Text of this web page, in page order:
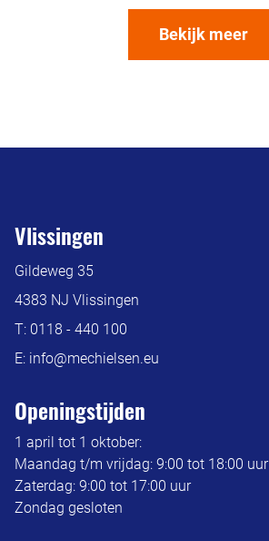
Bekijk meer
Vlissingen
Gildeweg 35
4383 NJ Vlissingen
T: 0118 - 440 100
E: info@mechielsen.eu
Openingstijden
1 april tot 1 oktober:
Maandag t/m vrijdag: 9:00 tot 18:00 uur
Zaterdag: 9:00 tot 17:00 uur
Zondag gesloten